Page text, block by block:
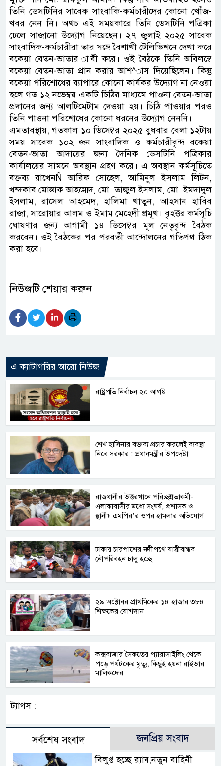
তিনি ডেসটিনির সাবেক সাংবাকি-কর্মচারীদের কোনো খোঁজ-
খবর নেন নি। অথচ এই সময়কারে তিনি ডেসটিনি পত্রিকা
ঢেলে সাজানো উদ্যোগ নিয়েছেন। ২৭ জুলাই ২০২৫ সাবেক
সাংবাদিক-কর্মচারীরা তার সঙ্গে বৈশাখী টেলিভিশনে দেখা করে
বকেয়া বেতন-ভাতার াবী করে। ওই বৈঠকে তিনি অবিলম্বে
বকেয়া বেতন-ভাতা প্রান করার আশ^াস দিয়েছিলেন। কিন্তু
বকেয়া পরিশোধের ব্যাপারে কোনো কার্যকর উদ্যোগ না নেওয়া
হলে গত ১২ নভেম্বর একটি চিঠির মাধ্যমে পাওনা বেতন-ভাতা
প্রদানের জন্য আলটিমেটাম দেওয়া হয়। চিঠি পাওয়ার পরও
তিনি পাওনা পরিশোধের কোনো ধরনের উদ্যোগ নেননি।
এমতাবস্থায়, গতকাল ১০ ডিসেম্বর ২০২৫ বুধবার বেলা ১২টায়
সময় সাবেক ১০২ জন সাংবাদিক ও কর্মচারীবৃন্দ বকেয়া
বেতন-ভাতা আদায়ের জন্য দৈনিক ডেসটিনি পত্রিকার
কার্যালয়ের সামনে অবস্থান গ্রহণ করে। এ অবস্থান কর্মসূচিতে
বক্তব্য রাখেনÑ আরিফ সোহেল, আমিনুল ইসলাম লিটন,
খন্দকার মোস্তাক আহম্মেদ, মো. তাজুল ইসলাম, মো. ইমদাদুল
ইসলাম, রাসেল আহমেদ, হালিমা খাতুন, আহসান হাবিব
রাজা, সারোয়ার আলম ও ইমাম মেহেদী প্রমূখ। বৃহত্তর কর্মসূচি
ঘোষণার জন্য আগামী ১৪ ডিসেম্বর মূল নেতৃবৃন্দ বৈঠক
করবেন। ওই বৈঠকের পর পরবর্তী আন্দোলনের গতিপথ ঠিক
করা হবে।
নিউজটি শেয়ার করুন
এ ক্যাটাগরির আরো নিউজ
রাষ্ট্রপতি নির্বাচন ২০ আগষ্ট
শেখ হাসিনার বক্তব্য প্রচার করলেই ব্যবস্থা
নিবে সরকার : প্রধানমন্ত্রীর উপদেষ্টা
রাজধানীর উত্তরখানে পরিচ্ছন্নতাকর্মী-
এলাকাবাসীর মধ্যে সংঘর্ষ, প্রশাসক ও
স্থানীয় এমপির’র ওপর হামলার অভিযোগ
ঢাকার চারপাশের নদীপথে যাত্রীবান্ধব
নৌপরিবহন চালু হচ্ছে
২৯ অক্টোবর প্রাথমিকের ১৪ হাজার ৩৮৪
শিক্ষকের যোগদান
কক্সবাজার সৈকতের প্যারাসাইলিং থেকে
পড়ে পর্যটকের মৃত্যু, কিছুই হয়না রাইডার
মালিকদের
ট্যাগস :
সর্বশেষ সংবাদ জনপ্রিয় সংবাদ
বিলুপ্ত হচ্ছে র‍্যাব,নতুন বাহিনী